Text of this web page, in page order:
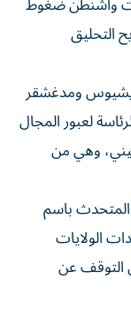
⁠التحليق
ومدغشقر
‌لعبور المجال
وهي من
باسم
الولايات
التوقف عن